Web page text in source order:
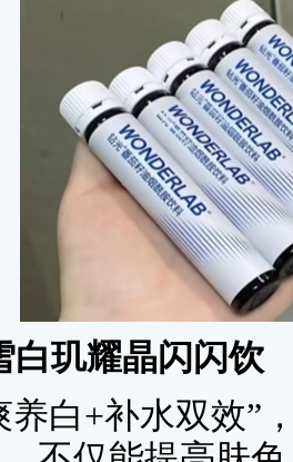
白玑耀晶闪闪饮
养白+补水双效”